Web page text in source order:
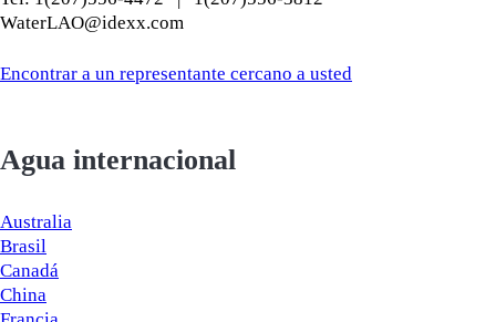
WaterLAO@idexx.com
Encontrar a un representante cercano a usted
Agua internacional
Australia
Brasil
Canadá
China